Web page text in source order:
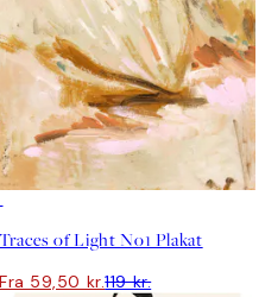
Traces of Light No1 Plakat
Fra 59,50 kr.119 kr.